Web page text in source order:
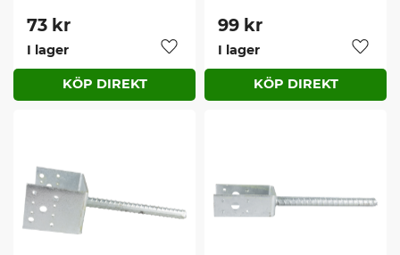
73 kr
Lägg till i favoriter
I lager
99 kr
Lägg
I lager